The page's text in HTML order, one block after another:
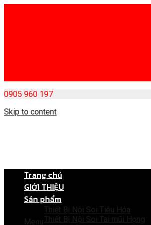
0905 960 197
Skip to content
Menu
Trang chủ
GIỚI THIỆU
Sản phẩm
Thiết Bị Nội Soi Tiêu Hóa
Thiết Bị Nội Soi Tai mũi Họng